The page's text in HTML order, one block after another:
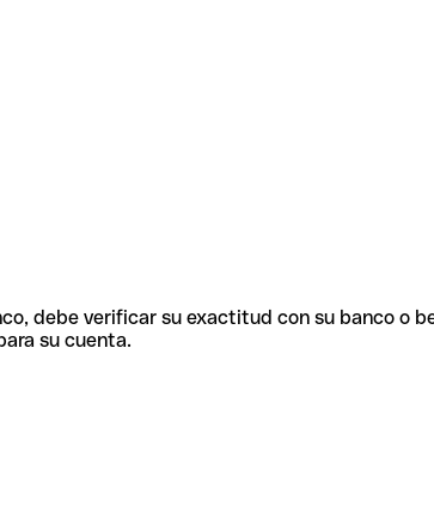
debe verificar su exactitud con su banco o
su cuenta.